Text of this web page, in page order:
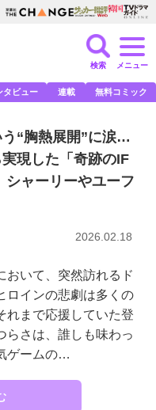
検索 メニュー
タビュー 連載 無料コミック
“胸熱展開”に涙…
実現した「奇跡のIF
シャーリーやユーフ
2026.02.18
おいて、突然訪れるド
ロインの悲劇は多くの
まで応援していた登
らさは、誰しも味わっ
ゲームの…